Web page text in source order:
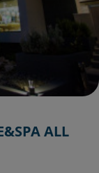
ALL